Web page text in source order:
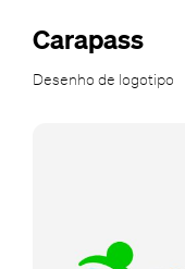
Carapass
Desenho de logotipo